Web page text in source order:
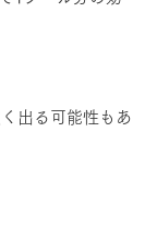
出る可能性もあ